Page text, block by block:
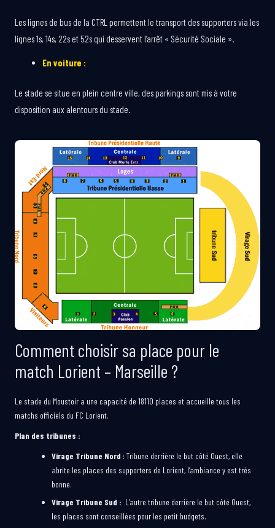
Les lignes de bus de la CTRL permettent le transport des supporters via les
lignes 1s, 14s, 22s et 52s qui desservent l’arrêt « Sécurité Sociale ».
En voiture :
Le stade se situe en plein centre ville, des parkings sont mis à votre
disposition aux alentours du stade.
Comment choisir sa place pour le
match Lorient – Marseille ?
Le stade du Moustoir a une capacité de 18110 places et accueille tous les
matchs officiels du FC Lorient.
Plan des tribunes :
Virage Tribune Nord : Tribune derrière le but côté Ouest, elle
abrite les places des supporters de Lorient, l’ambiance y est très
bonne.
Virage Tribune Sud : L’autre tribune derrière le but côté Ouest,
les places sont conseillées pour les petit budgets.